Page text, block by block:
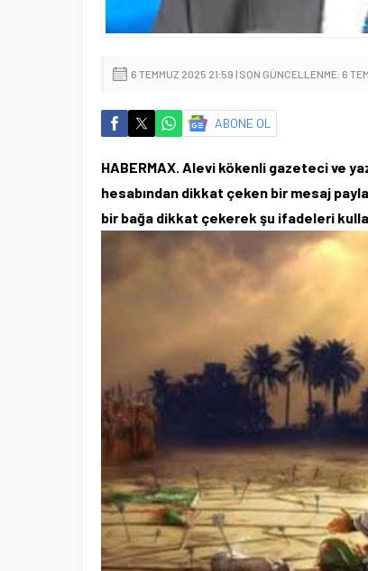
6 TEMMUZ 2025 21:59 | SON GÜNCELLENME: 6
ABONE OL
HABERMAX. Alevi kökenli gazeteci ve
hesabından dikkat çeken bir mesaj
bir bağa dikkat çekerek şu ifadeleri